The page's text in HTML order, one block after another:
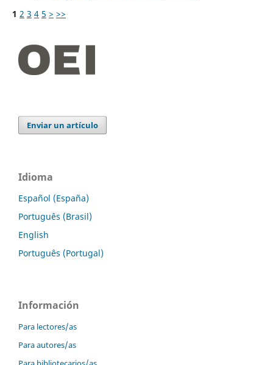
1 2 3 4 5 > >>
Enviar un artículo
Idioma
Español (España)
Português (Brasil)
English
Português (Portugal)
Información
Para lectores/as
Para autores/as